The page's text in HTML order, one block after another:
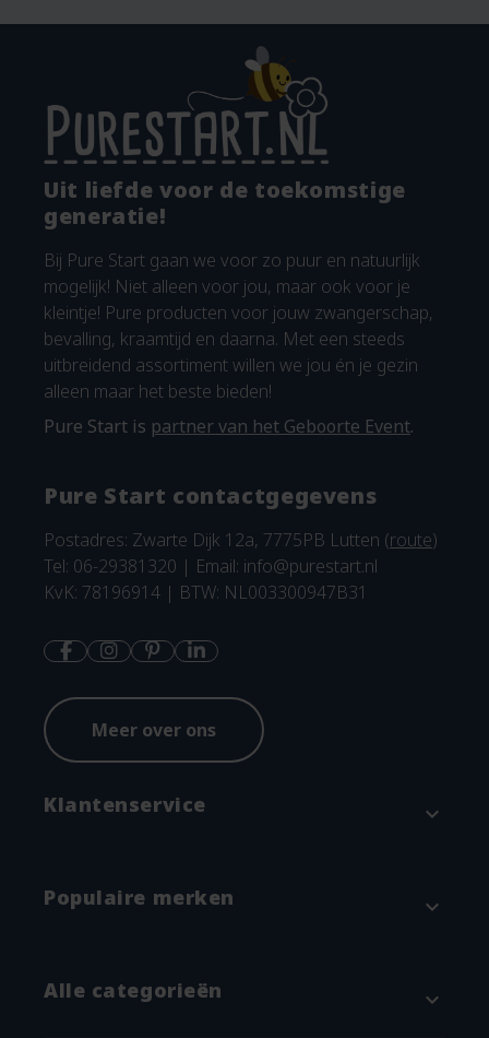
Uit liefde voor de toekomstige
generatie!
Bij Pure Start gaan we voor zo puur en natuurlijk
mogelijk! Niet alleen voor jou, maar ook voor je
kleintje! Pure producten voor jouw zwangerschap,
bevalling, kraamtijd en daarna. Met een steeds
uitbreidend assortiment willen we jou én je gezin
alleen maar het beste bieden!
Pure Start is partner van het Geboorte Event.
Pure Start contactgegevens
Postadres: Zwarte Dijk 12a, 7775PB Lutten (route)
Tel: 06-29381320 | Email: info@purestart.nl
KvK: 78196914 | BTW: NL003300947B31
Meer over ons
Klantenservice expand_more
Betaalmethodes en verzenden
Garantie en klachtenregeling
Populaire merken expand_more
Alle categorieën expand_more